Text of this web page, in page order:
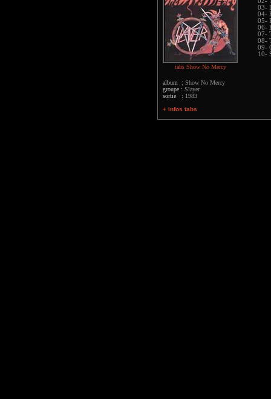
tabs Show No Mercy
album : Show No Mercy
groupe : Slayer
sortie : 1983
+ infos tabs
03-
04-
05-
06-
07-
08-
09-
10-